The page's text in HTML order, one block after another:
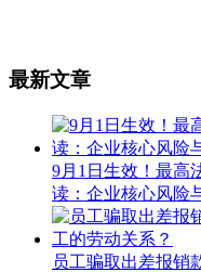
最新文章
9月1日生效！最高
读：企业核心风险
员工骗取出差报销